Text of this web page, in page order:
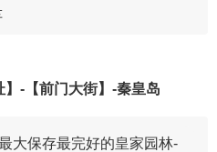
】-【前门大街】-秦皇岛
大保存最完好的皇家园林-